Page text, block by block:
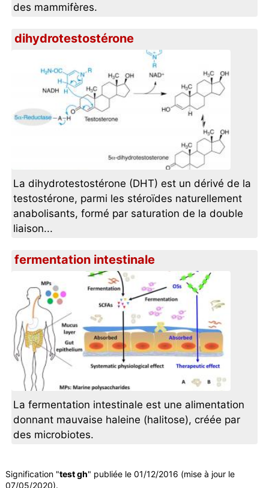
des mammifères.
dihydrotestostérone
La dihydrotestostérone (DHT) est un dérivé de la
testostérone, parmi les stéroïdes naturellement
anabolisants, formé par saturation de la double
liaison...
fermentation intestinale
La fermentation intestinale est une alimentation
donnant mauvaise haleine (halitose), créée par
des microbiotes.
Signification "test gh" publiée le 01/12/2016 (mise à jour le
07/05/2020).